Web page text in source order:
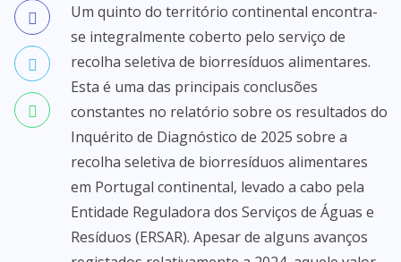
Um quinto do território continental encontra-
se integralmente coberto pelo serviço de
recolha seletiva de biorresíduos alimentares.
Esta é uma das principais conclusões
constantes no relatório sobre os resultados do
Inquérito de Diagnóstico de 2025 sobre a
recolha seletiva de biorresíduos alimentares
em Portugal continental, levado a cabo pela
Entidade Reguladora dos Serviços de Águas e
Resíduos (ERSAR). Apesar de alguns avanços